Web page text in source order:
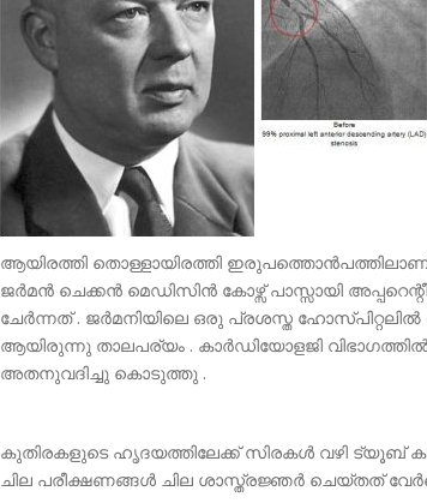
ആയിരത്തി തൊള്ളായിരത്തി
ജർമൻ ചെക്കൻ മെഡിസിൻ കോഴ്സ് പാസ്സായി
ചേർന്നത് . ജർമനിയിലെ ഒരു പ്രശസ്ത
ആയിരുന്നു താലപര്യം . കാർഡിയോളജി
അതനുവദിച്ചു കൊടുത്തു .
കുതിരകളുടെ ഹൃദയത്തിലേക്ക് സിരകൾ വഴി ട്യൂബ്
ചില പരീക്ഷണങ്ങൾ ചില ശാസ്ത്രജ്ഞർ ചെയ്തത്